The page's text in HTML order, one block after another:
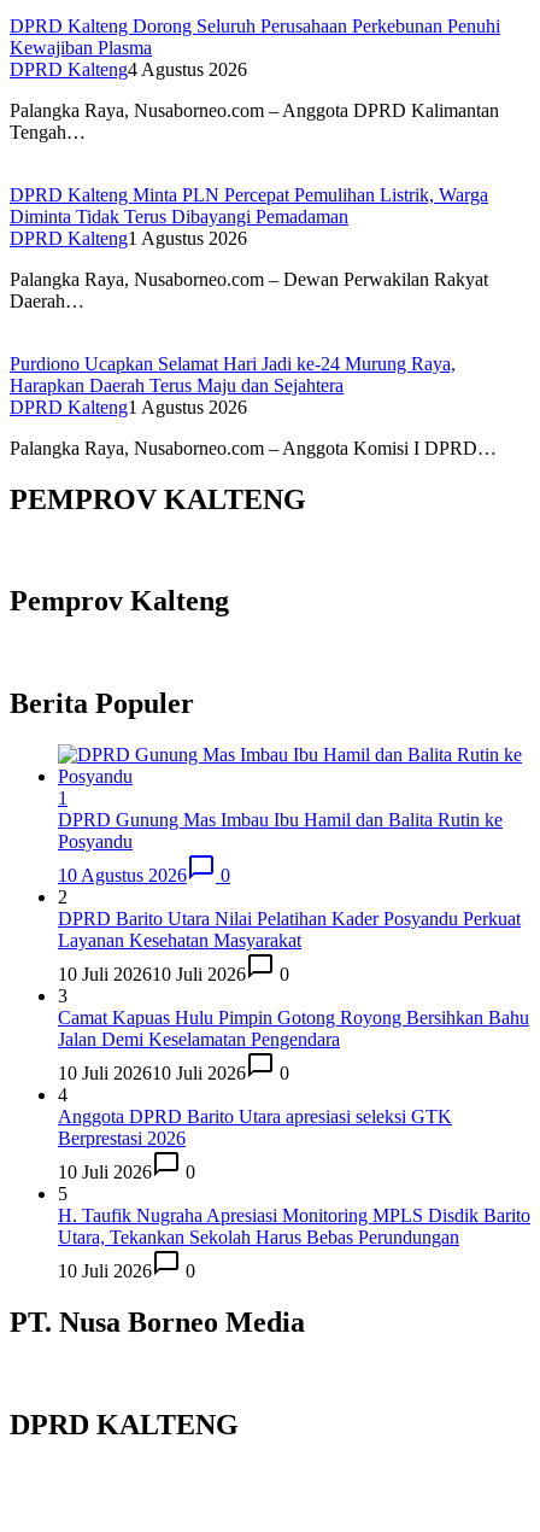
DPRD Kalteng Dorong Seluruh Perusahaan Perkebunan Penuhi
Kewajiban Plasma
DPRD Kalteng4 Agustus 2026
Palangka Raya, Nusaborneo.com – Anggota DPRD Kalimantan
Tengah…
DPRD Kalteng Minta PLN Percepat Pemulihan Listrik, Warga
Diminta Tidak Terus Dibayangi Pemadaman
DPRD Kalteng1 Agustus 2026
Palangka Raya, Nusaborneo.com – Dewan Perwakilan Rakyat
Daerah…
Purdiono Ucapkan Selamat Hari Jadi ke-24 Murung Raya,
Harapkan Daerah Terus Maju dan Sejahtera
DPRD Kalteng1 Agustus 2026
Palangka Raya, Nusaborneo.com – Anggota Komisi I DPRD…
PEMPROV KALTENG
Pemprov Kalteng
Berita Populer
1
DPRD Gunung Mas Imbau Ibu Hamil dan Balita Rutin ke
Posyandu
10 Agustus 2026
0
2
DPRD Barito Utara Nilai Pelatihan Kader Posyandu Perkuat
Layanan Kesehatan Masyarakat
10 Juli 202610 Juli 2026
0
3
Camat Kapuas Hulu Pimpin Gotong Royong Bersihkan Bahu
Jalan Demi Keselamatan Pengendara
10 Juli 202610 Juli 2026
0
4
Anggota DPRD Barito Utara apresiasi seleksi GTK
Berprestasi 2026
10 Juli 2026
0
5
H. Taufik Nugraha Apresiasi Monitoring MPLS Disdik Barito
Utara, Tekankan Sekolah Harus Bebas Perundungan
10 Juli 2026
0
PT. Nusa Borneo Media
DPRD KALTENG